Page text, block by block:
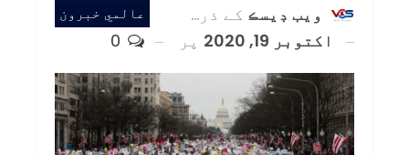
عالمي خبرون ويب ڊيسڪ کے ذریعہ
اکتوبر 19, 2020
پر